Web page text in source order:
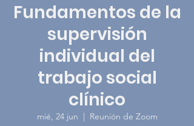
Fundamentos de la
supervisión
individual del
trabajo social
clínico
mié, 24 jun
  |
Reunión de Zoom